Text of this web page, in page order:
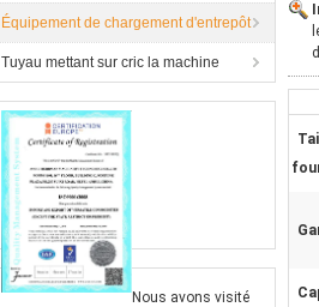
Équipement de chargement d'entrepôt
Tuyau mettant sur cric la machine
Nous avons visité